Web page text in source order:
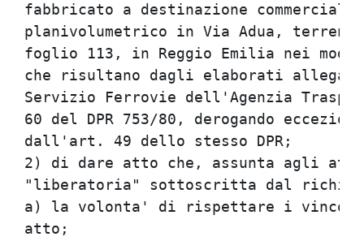
fabbricato a destinazione
planivolumetrico in Via Adua, terreno
foglio 113, in Reggio Emilia nei
che risultano dagli elaborati
Servizio Ferrovie dell'Agenzia
60 del DPR 753/80, derogando
dall'art. 49 dello stesso DPR;
2) di dare atto che, assunta agli
"liberatoria" sottoscritta dal
a) la volonta' di rispettare i vincoli
atto;